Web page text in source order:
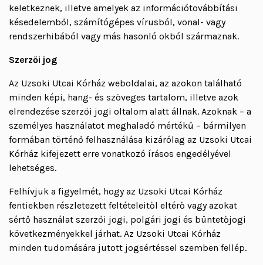
keletkeznek, illetve amelyek az információtovábbítási
késedelemből, számítógépes vírusból, vonal- vagy
rendszerhibából vagy más hasonló okból származnak.
Szerzői jog
Az Uzsoki Utcai Kórház weboldalai, az azokon található
minden képi, hang- és szöveges tartalom, illetve azok
elrendezése szerzői jogi oltalom alatt állnak. Azoknak – a
személyes használatot meghaladó mértékű – bármilyen
formában történő felhasználása kizárólag az Uzsoki Utcai
Kórház kifejezett erre vonatkozó írásos engedélyével
lehetséges.
Felhívjuk a figyelmét, hogy az Uzsoki Utcai Kórház
fentiekben részletezett feltételeitől eltérő vagy azokat
sértő használat szerzői jogi, polgári jogi és büntetőjogi
következményekkel járhat. Az Uzsoki Utcai Kórház
minden tudomására jutott jogsértéssel szemben fellép.